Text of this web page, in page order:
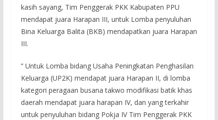
kasih sayang, Tim Penggerak PKK Kabupaten PPU
mendapat juara Harapan III, untuk Lomba penyuluhan
Bina Keluarga Balita (BKB) mendapatkan juara Harapan
III.
” Untuk Lomba bidang Usaha Peningkatan Penghasilan
Keluarga (UP2K) mendapat juara Harapan II, di lomba
kategori peragaan busana takwo modifikasi batik khas
daerah mendapat juara harapan IV, dan yang terkahir
untuk penyuluhan bidang Pokja IV Tim Penggerak PKK